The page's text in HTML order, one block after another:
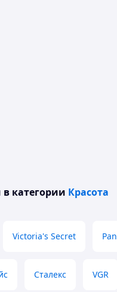
в категории Красота
Victoria's Secret
Сталекс VGR